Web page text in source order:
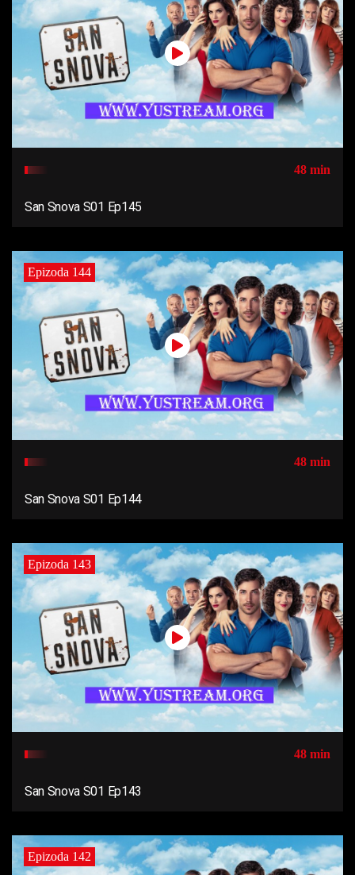
48 min
San Snova S01 Ep145
Epizoda 144
48 min
San Snova S01 Ep144
Epizoda 143
48 min
San Snova S01 Ep143
Epizoda 142